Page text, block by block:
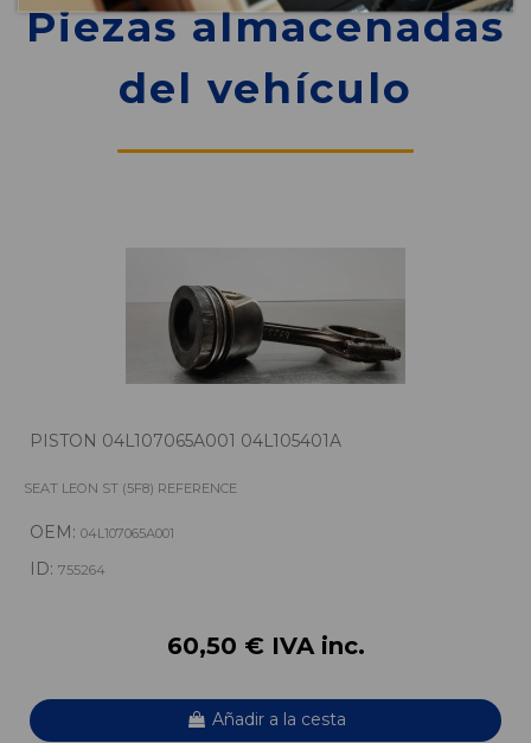
Piezas almacenadas
del vehículo
PISTON 04L107065A001 04L105401A
SEAT LEON ST (5F8) REFERENCE
OEM: 04L107065A001
ID: 755264
60,50 € IVA inc.
Añadir a la cesta